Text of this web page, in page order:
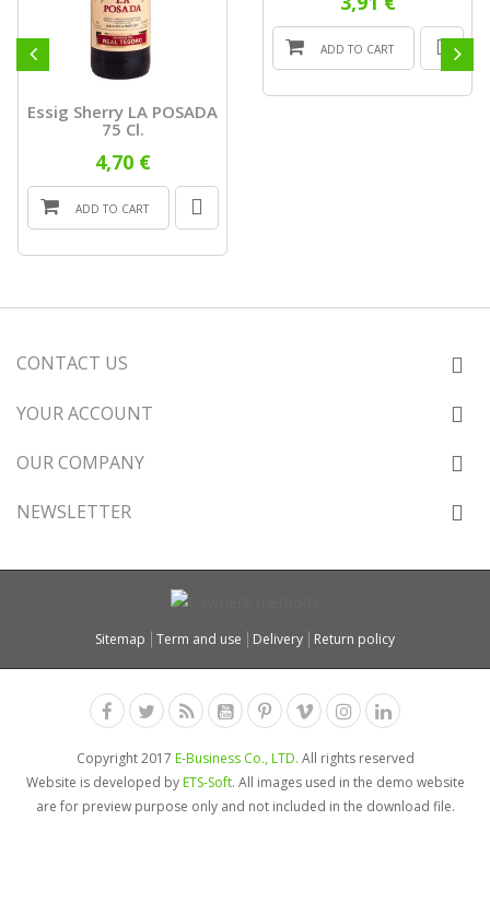
Essig Sherry LA POSADA
75 Cl.
4,70 €
ADD TO CART
ADD TO CART
CONTACT US
YOUR ACCOUNT
OUR COMPANY
NEWSLETTER
Sitemap Term and use Delivery Return policy
Copyright 2017 E-Business Co., LTD. All rights reserved
Website is developed byETS-Soft. All images used in the demo website
are for preview purpose only and not included in the download file.